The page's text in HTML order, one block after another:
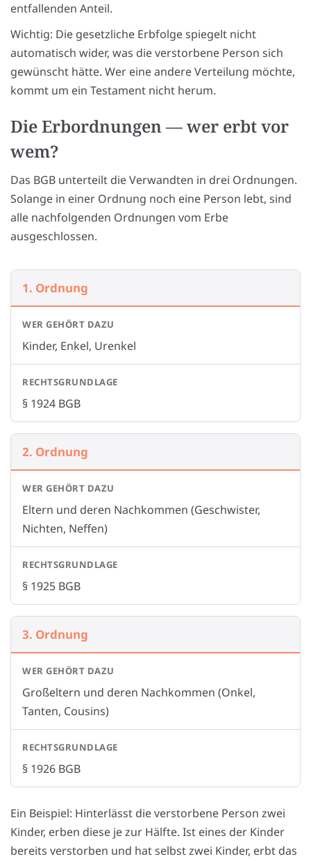
entfallenden Anteil.
Wichtig: Die gesetzliche Erbfolge spiegelt nicht
automatisch wider, was die verstorbene Person sich
gewünscht hätte. Wer eine andere Verteilung möchte,
kommt um ein Testament nicht herum.
Die Erbordnungen — wer erbt vor
wem?
Das BGB unterteilt die Verwandten in drei Ordnungen.
Solange in einer Ordnung noch eine Person lebt, sind
alle nachfolgenden Ordnungen vom Erbe
ausgeschlossen.
1. Ordnung
Kinder, Enkel, Urenkel
§ 1924 BGB
2. Ordnung
Eltern und deren Nachkommen (Geschwister,
Nichten, Neffen)
§ 1925 BGB
3. Ordnung
Großeltern und deren Nachkommen (Onkel,
Tanten, Cousins)
§ 1926 BGB
Ein Beispiel: Hinterlässt die verstorbene Person zwei
Kinder, erben diese je zur Hälfte. Ist eines der Kinder
bereits verstorben und hat selbst zwei Kinder, erbt das